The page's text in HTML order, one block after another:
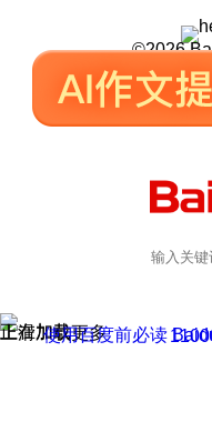
©2026
正在加载
上滑加载更多
使用百度前必读京公网